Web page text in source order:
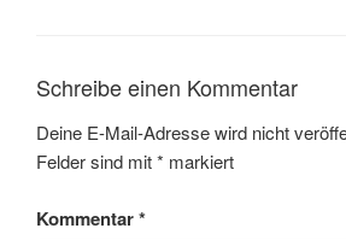
Schreibe einen Kommentar
Deine E-Mail-Adresse wird nicht
Felder sind mit* markiert
Kommentar*